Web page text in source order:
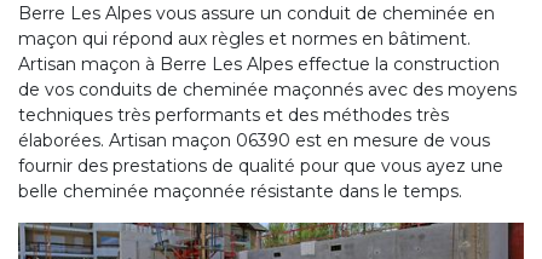
Berre Les Alpes vous assure un conduit de cheminée en
maçon qui répond aux règles et normes en bâtiment.
Artisan maçon à Berre Les Alpes effectue la construction
de vos conduits de cheminée maçonnés avec des moyens
techniques très performants et des méthodes très
élaborées. Artisan maçon 06390 est en mesure de vous
fournir des prestations de qualité pour que vous ayez une
belle cheminée maçonnée résistante dans le temps.